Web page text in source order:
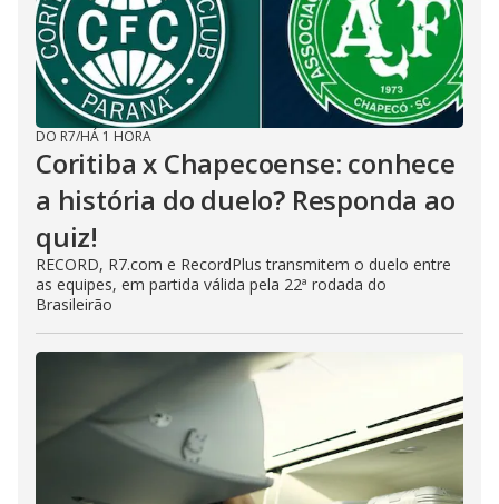
DO R7/HÁ 1 HORA
Coritiba x Chapecoense: conhece
a história do duelo? Responda ao
quiz!
RECORD, R7.com e RecordPlus transmitem o duelo entre
as equipes, em partida válida pela 22ª rodada do
Brasileirão